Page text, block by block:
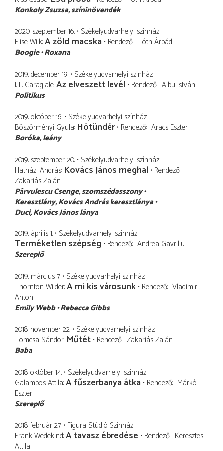
Konkoly Zsuzsa színinövendék
2020. szeptember 16. Székelyudvarhelyi színház
Elise Wilk A zöld macska Rendező Tóth Árpád
Boogie Roxana
2019. december 19. Székelyudvarhelyi színház
I. L. Caragiale Az elveszett levél Rendező Albu István
Politikus
2019. október 16. Székelyudvarhelyi színház
Böszörményi Gyula Hótündér Rendező Aracs Eszter
Boróka leány
2019. szeptember 20. Székelyudvarhelyi színház
Hatházi András Kovács János meghal Rendező
Zakariás Zalán
Pârvulescu Csenge szomszédasszony
Keresztlány Kovács András keresztlánya
Duci Kovács János lánya
2019. április 1. Székelyudvarhelyi színház
Terméketlen szépség Rendező Andrea Gavriliu
Szereplő
2019. március 7. Székelyudvarhelyi színház
Thornton Wilder A mi kis városunk Rendező Vladimir
Anton
Emily Webb Rebecca Gibbs
2018. november 22. Székelyudvarhelyi színház
Tomcsa Sándor Műtét Rendező Zakariás Zalán
Baba
2018. október 14. Székelyudvarhelyi színház
Galambos Attila A fűszerbanya átka Rendező Márkó
Eszter
Szereplő
2018. február 27. Figura Stúdió Színház
Frank Wedekind A tavasz ébredése Rendező Keresztes
Attila